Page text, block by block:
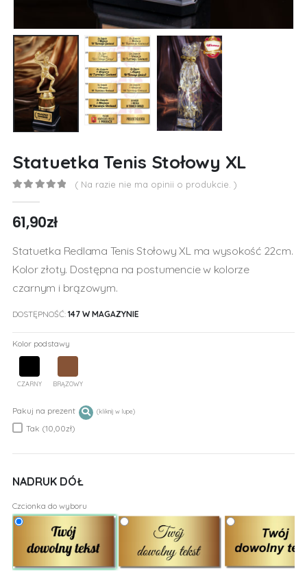
Statuetka Tenis Stołowy XL
( Na razie nie ma opinii o produkcie. )
61,90zł
Statuetka Redlama Tenis Stołowy XL ma wysokość 22cm.
Kolor złoty. Dostępna na postumencie w kolorze
czarnym i brązowym.
DOSTĘPNOŚĆ: 147 W MAGAZYNIE
Kolor podstawy
CZARNY BRĄZOWY
Pakuj na prezent
Tak (10,00zł)
NADRUK DÓŁ
Czcionka do wyboru